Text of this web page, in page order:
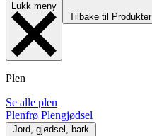
Lukk meny
Tilbake til Produkter
Plen
Se alle plen
Plenfrø Plengjødsel